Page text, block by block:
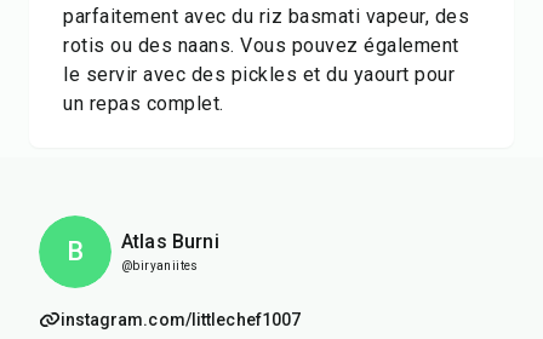
parfaitement avec du riz basmati vapeur, des
rotis ou des naans. Vous pouvez également
le servir avec des pickles et du yaourt pour
un repas complet.
B Atlas Burni
@biryaniites
instagram.com/littlechef1007